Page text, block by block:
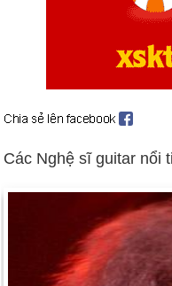
của Tổng thống
Ngày 28-10 năm 1922:
Ngày 28-10 năm 1940:
thứ hai.
Giáo hoàng John XXIII.
ông đã ra lệnh dỡ bỏ
Các Nghệ sĩ guitar nổi